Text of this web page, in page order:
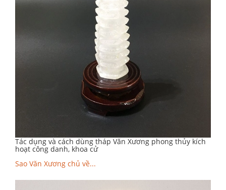
Tác dụng và cách dùng tháp Văn Xương phong thủy kích
hoạt công danh, khoa cử
Sao Văn Xương chủ về...